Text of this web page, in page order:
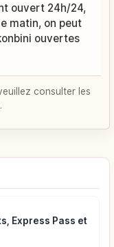
ouvert 24h/24,
matin, on peut
ouvertes
consulter les
Express Pass et